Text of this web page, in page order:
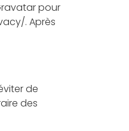
pour
. Après
de
des